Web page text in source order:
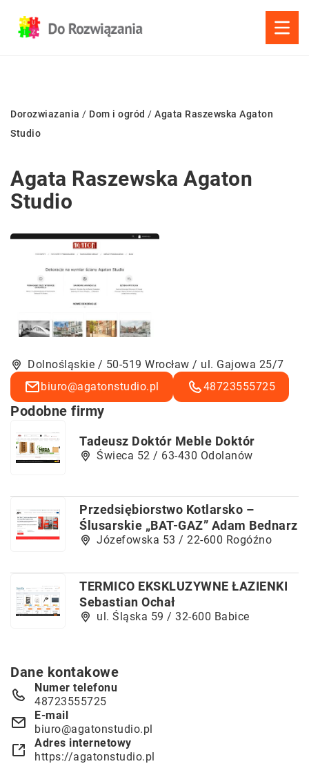
Dorozwiazania / Dom i ogród / Agata Raszewska Agaton
Studio
Agata Raszewska Agaton
Studio
Dolnośląskie / 50-519 Wrocław / ul. Gajowa 25/7
biuro@agatonstudio.pl
48723555725
Podobne firmy
Tadeusz Doktór Meble Doktór
Świeca 52 / 63-430 Odolanów
Przedsiębiorstwo Kotlarsko –
Ślusarskie „BAT-GAZ” Adam Bednarz
Józefowska 53 / 22-600 Rogóźno
TERMICO EKSKLUZYWNE ŁAZIENKI
Sebastian Ochał
ul. Śląska 59 / 32-600 Babice
Dane kontakowe
Numer telefonu
48723555725
E-mail
biuro@agatonstudio.pl
Adres internetowy
https://agatonstudio.pl